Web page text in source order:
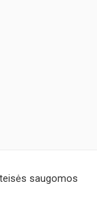
saugomos